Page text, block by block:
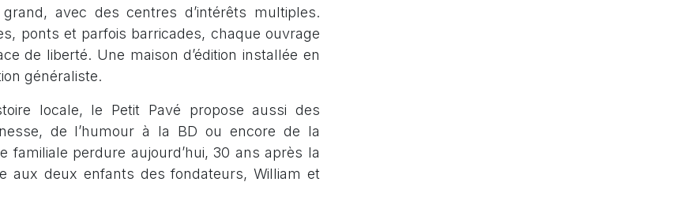
avec des centres d’intérêts multiples.
ponts et parfois barricades, chaque ouvrage
de liberté. Une maison d’édition installée en
généraliste.
locale, le Petit Pavé propose aussi des
de l’humour à la BD ou encore de la
familiale perdure aujourd’hui, 30 ans après la
aux deux enfants des fondateurs, William et